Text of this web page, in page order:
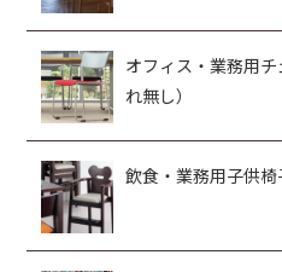
オフィス・業務用
れ無し）
飲食・業務用子供椅